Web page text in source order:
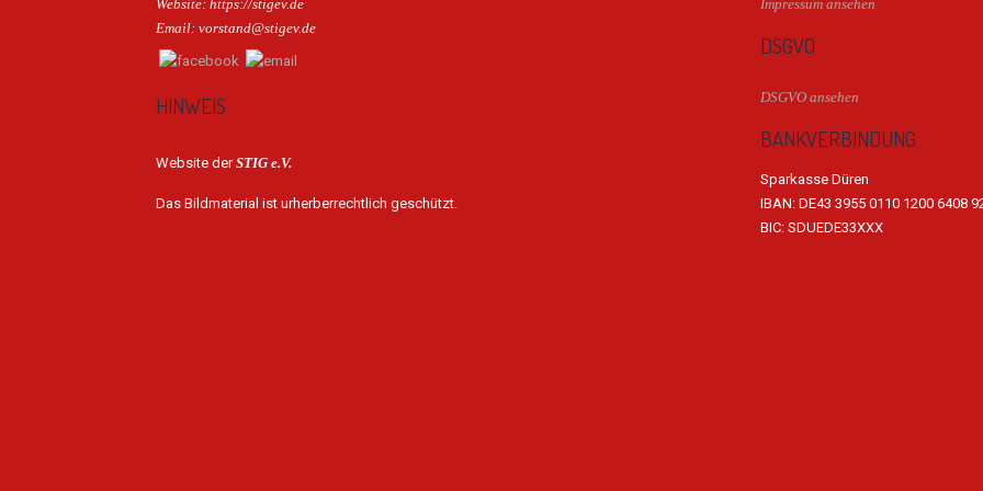
Website: https://stigev.de
Email: vorstand@stigev.de
HINWEIS
Website derSTIG e.V.
Das Bildmaterial ist urherberrechtlich geschützt.
Impressum ansehen
DSGVO
DSGVO ansehen
BANKVERBINDUNG
Sparkasse Düren
IBAN: DE43 3955 0110 1200 6408
BIC: SDUEDE33XXX